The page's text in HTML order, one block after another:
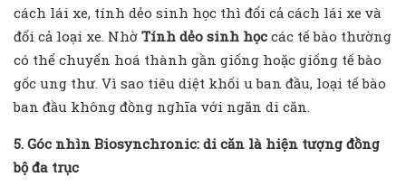
cách lái xe, tính dẻo sinh học thì đổi cả cách lái xe và
đổi cả loại xe. Nhờ Tính dẻo sinh học các tế bào thường
có thể chuyển hoá thành gần giống hoặc giống tế bào
gốc ung thư. Vì sao tiêu diệt khối u ban đầu, loại tế bào
ban đầu không đồng nghĩa với ngăn di căn.
5. Góc nhìn Biosynchronic: di căn là hiện tượng đồng
bộ đa trục